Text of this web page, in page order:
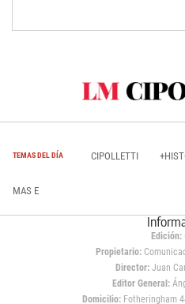
TEMAS DEL DÍA CIPOLLETTI
MAS E
Edición:
Propietario:
Director: Juan
Editor General:
Domicilio:Fotheringham